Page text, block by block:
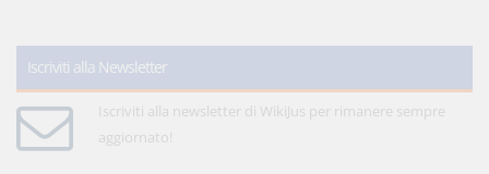
Iscriviti alla Newsletter
Iscriviti alla newsletter di WikiJus per rimanere sempre
aggiornato!